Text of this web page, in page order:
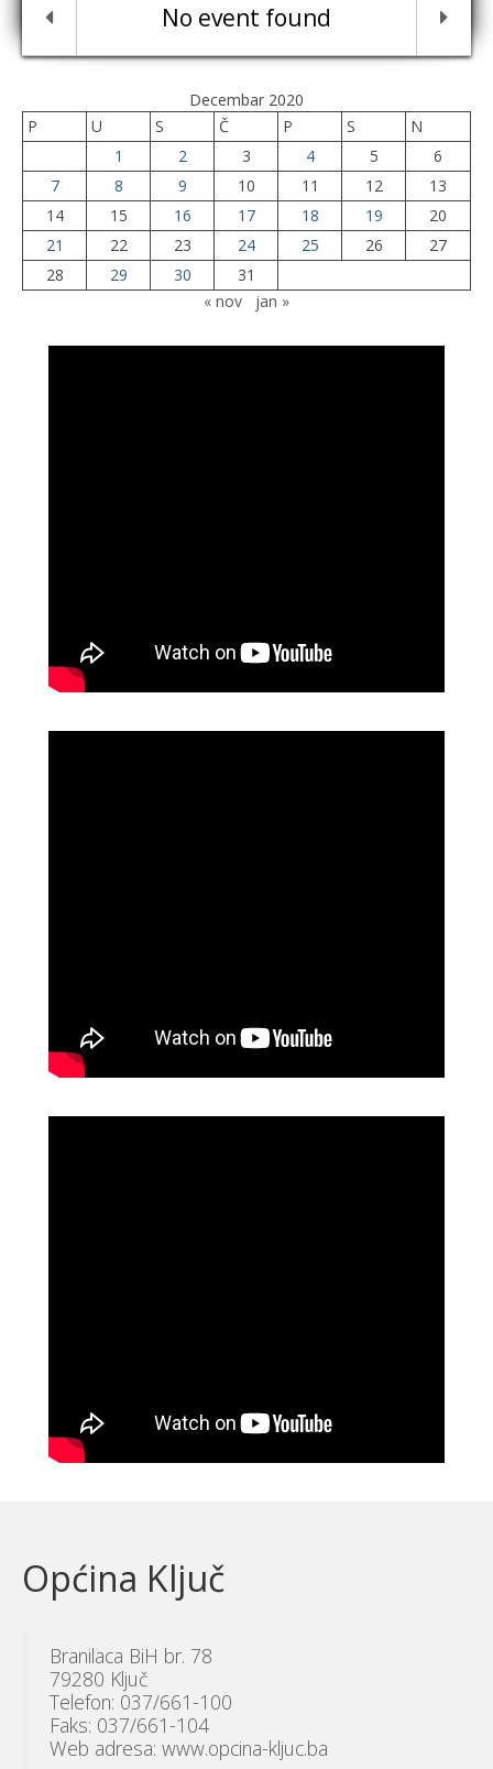
No event found
Decembar 2020
P
U S Č P S
N
1
2 3 4 5
6
7
8 9 10 11 12
13
14
15 16 17 18 19
20
21
22 23 24 25 26
27
28
29 30
31
« nov
jan »
Općina Ključ
Branilaca BiH br. 78
79280 Ključ
Telefon: 037/661-100
Faks: 037/661-104
Web adresa: www.opcina-kljuc.ba